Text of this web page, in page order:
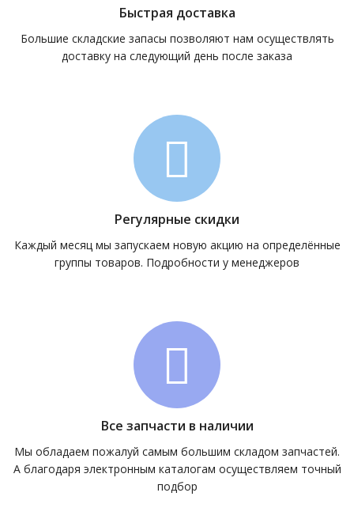
Быстрая доставка
Большие складские запасы позволяют нам осуществлять
доставку на следующий день после заказа
Регулярные скидки
Каждый месяц мы запускаем новую акцию на определённые
группы товаров. Подробности у менеджеров
Все запчасти в наличии
Мы обладаем пожалуй самым большим складом запчастей.
А благодаря электронным каталогам осуществляем точный
подбор